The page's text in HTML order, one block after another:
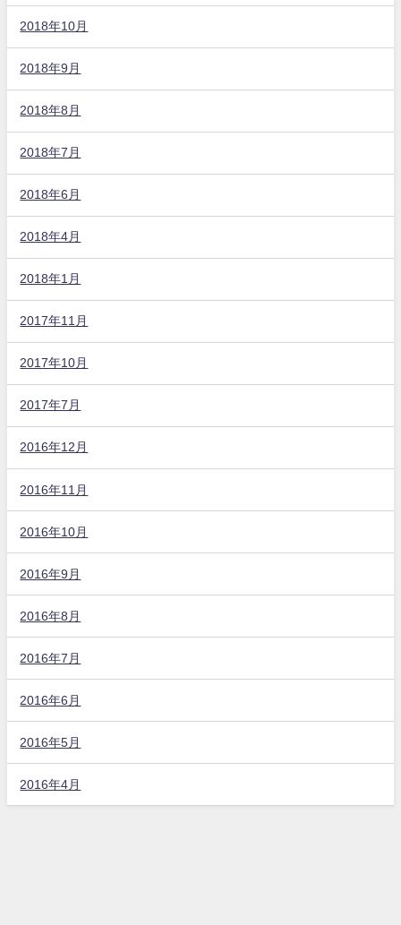
2018年10月
2018年9月
2018年8月
2018年7月
2018年6月
2018年4月
2018年1月
2017年11月
2017年10月
2017年7月
2016年12月
2016年11月
2016年10月
2016年9月
2016年8月
2016年7月
2016年6月
2016年5月
2016年4月